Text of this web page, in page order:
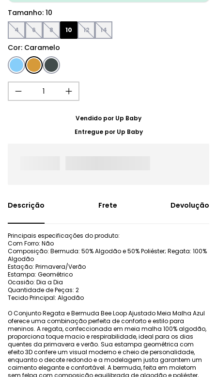
Cor: Caramelo
Tamanho: 10
4 6 8 10 12 14
Vendido por Up Baby
Entregue por Up Baby
Frete Devolução
Principais especificações do produto:
Com Forro: Não
Composição: Bermuda: 50% Algodão e 50% Poliéster; Regata: 100%
Algodão
Estação: Primavera/Verão
Estampa: Geométrico
Ocasião: Dia a Dia
Quantidade de Peças: 2
Tecido Principal: Algodão
O Conjunto Regata e Bermuda Bee Loop Ajustado Meia Malha Azul
oferece uma combinação perfeita de conforto e estilo para
meninos. A regata, confeccionada em meia malha 100% algodão,
proporciona toque macio e respirabilidade, ideal para os dias
quentes da primavera e verão. Sua estampa geométrica com
efeito 3D confere um visual moderno e cheio de personalidade,
enquanto o decote redondo e a modelagem justa garantem um
caimento elegante e confortável. A bermuda, feita em moletom